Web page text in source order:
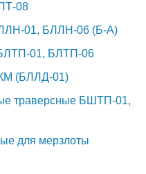
08
01, БЛЛН-06 (Б-А)
01, БЛТП-06
(БЛЛД-01)
траверсные БШТП-01,
для мерзлоты